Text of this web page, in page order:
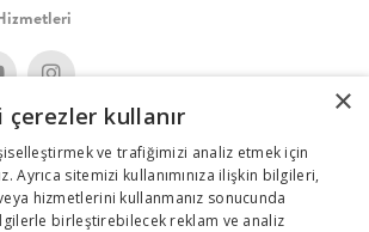
×
çerezler kullanır
ve trafiğimizi analiz etmek için
Ayrıca sitemizi kullanımınıza ilişkin bilgileri,
hizmetlerini kullanmanız sonucunda
birleştirebilecek reklam ve analiz